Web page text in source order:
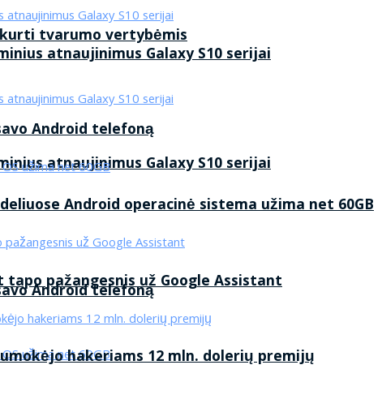
tvarumo vertybėmis
atnaujinimus Galaxy S10 serijai
Android telefoną
atnaujinimus Galaxy S10 serijai
Android telefoną
Android operacinė sistema užima net 60GB
tapo pažangesnis už Google Assistant
hakeriams 12 mln. dolerių premijų